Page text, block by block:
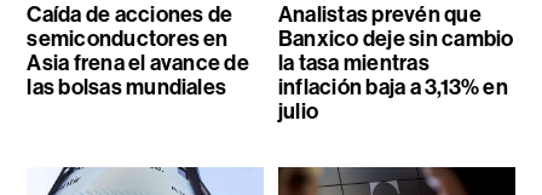
Caída de acciones de
semiconductores en
Asia frena el avance de
las bolsas mundiales
Analistas prevén que
Banxico deje sin cambio
la tasa mientras
inflación baja a 3,13% en
julio